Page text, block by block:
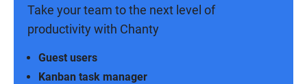
Take your team to the next level of
productivity with Chanty
Kanban task manager
Guest users